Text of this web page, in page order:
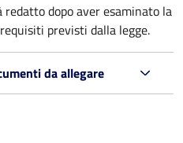
redatto dopo aver esaminato la
previsti dalla legge.
da allegare